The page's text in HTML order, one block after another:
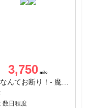
3,750
数日程度